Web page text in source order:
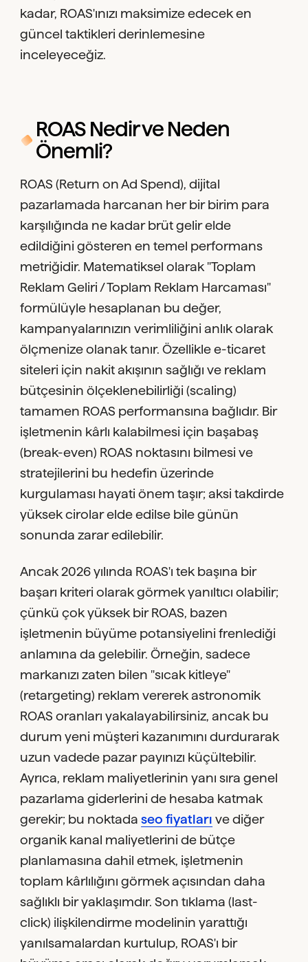
kadar, ROAS'ınızı maksimize edecek en
güncel taktikleri derinlemesine
inceleyeceğiz.
ROAS Nedir ve Neden
Önemli?
ROAS (Return on Ad Spend), dijital
pazarlamada harcanan her bir birim para
karşılığında ne kadar brüt gelir elde
edildiğini gösteren en temel performans
metriğidir. Matematiksel olarak "Toplam
Reklam Geliri / Toplam Reklam Harcaması"
formülüyle hesaplanan bu değer,
kampanyalarınızın verimliliğini anlık olarak
ölçmenize olanak tanır. Özellikle e-ticaret
siteleri için nakit akışının sağlığı ve reklam
bütçesinin ölçeklenebilirliği (scaling)
tamamen ROAS performansına bağlıdır. Bir
işletmenin kârlı kalabilmesi için başabaş
(break-even) ROAS noktasını bilmesi ve
stratejilerini bu hedefin üzerinde
kurgulaması hayati önem taşır; aksi takdirde
yüksek cirolar elde edilse bile günün
sonunda zarar edilebilir.
Ancak 2026 yılında ROAS'ı tek başına bir
başarı kriteri olarak görmek yanıltıcı olabilir;
çünkü çok yüksek bir ROAS, bazen
işletmenin büyüme potansiyelini frenlediği
anlamına da gelebilir. Örneğin, sadece
markanızı zaten bilen "sıcak kitleye"
(retargeting) reklam vererek astronomik
ROAS oranları yakalayabilirsiniz, ancak bu
durum yeni müşteri kazanımını durdurarak
uzun vadede pazar payınızı küçültebilir.
Ayrıca, reklam maliyetlerinin yanı sıra genel
pazarlama giderlerini de hesaba katmak
gerekir; bu noktadaseo fiyatları ve diğer
organik kanal maliyetlerini de bütçe
planlamasına dahil etmek, işletmenin
toplam kârlılığını görmek açısından daha
sağlıklı bir yaklaşımdır. Son tıklama (last-
click) ilişkilendirme modelinin yarattığı
yanılsamalardan kurtulup, ROAS'ı bir